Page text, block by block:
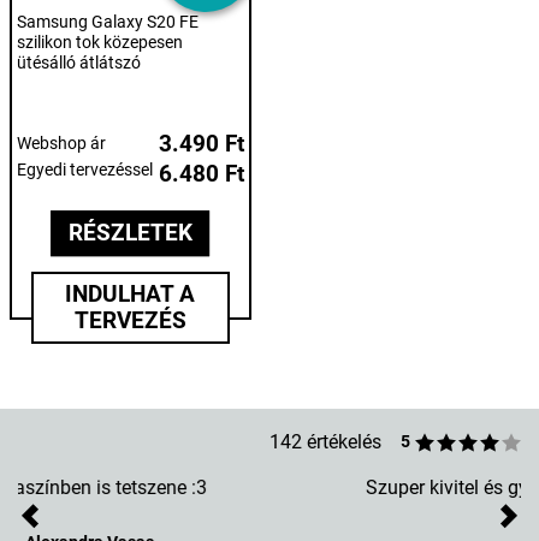
Samsung Galaxy S20 FE
szilikon tok közepesen
ütésálló átlátszó
Webshop ár 3.490 Ft
Egyedi tervezéssel 6.480 Ft
RÉSZLETEK
INDULHAT A
TERVEZÉS
142 értékelés 5
Szuper kivitel és gyorsaság. Tényleg szerettel készült!
Previous